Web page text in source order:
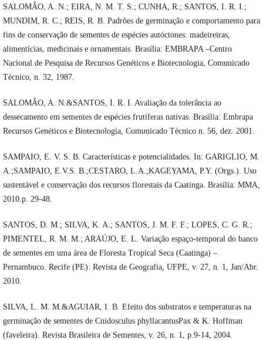
SALOMÃO, A. N.; EIRA, N. M. T. S.; CUNHA, R.; SANTOS, I. R. I.;
MUNDIM, R. C.; REIS, R. B. Padrões de germinação e comportamento para
fins de conservação de sementes de espécies autóctones: madeireiras,
alimentícias, medicinais e ornamentais. Brasília: EMBRAPA –Centro
Nacional de Pesquisa de Recursos Genéticos e Biotecnologia, Comunicado
Técnico, n. 32, 1987.
SALOMÃO, A. N.&SANTOS, I. R. I. Avaliação da tolerância ao
dessecamento em sementes de espécies frutíferas nativas. Brasília: Embrapa
Recursos Genéticos e Biotecnologia, Comunicado Técnico n. 56, dez. 2001.
SAMPAIO, E. V. S. B. Características e potencialidades. In: GARIGLIO, M.
A.;SAMPAIO, E.V.S. B.;CESTARO, L.A.;KAGEYAMA, P.Y. (Orgs.). Uso
sustentável e conservação dos recursos florestais da Caatinga. Brasília: MMA,
2010.p. 29-48.
SANTOS, D. M.; SILVA, K. A.; SANTOS, J. M. F. F.; LOPES, C. G. R.;
PIMENTEL, R. M. M.; ARAÚJO, E. L. Variação espaço-temporal do banco
de sementes em uma área de Floresta Tropical Seca (Caatinga) –
Pernambuco. Recife (PE): Revista de Geografia, UFPE, v. 27, n. 1, Jan/Abr.
2010.
SILVA, L. M. M.&AGUIAR, I. B. Efeito dos substratos e temperaturas na
germinação de sementes de Cnidosculus phyllacantusPax & K. Hoffman
(faveleira). Revista Brasileira de Sementes, v. 26, n. 1, p.9-14, 2004.